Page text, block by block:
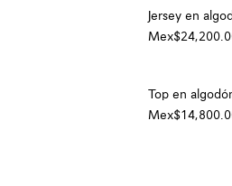
Jersey en
Top en